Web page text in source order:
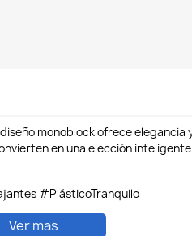
monoblock ofrece
en una elección
#PlásticoTranquilo
Ver mas